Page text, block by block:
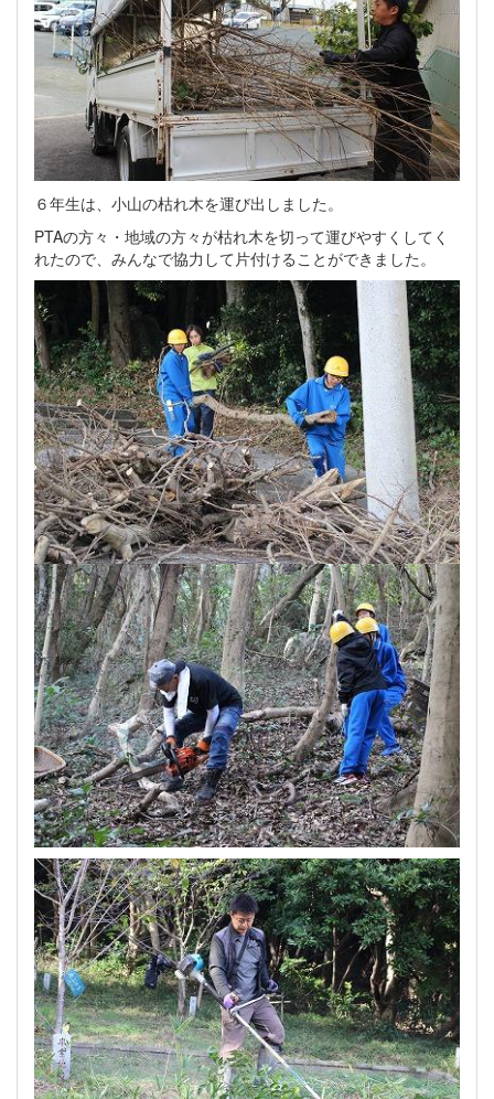
６年生は、小山の枯れ木を運び出しました。
PTAの方々・地域の方々が枯れ木を切って運びやすくしてく
れたので、みんなで協力して片付けることができました。